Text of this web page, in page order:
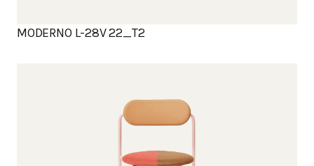
MODERNO L-28V 22_T2